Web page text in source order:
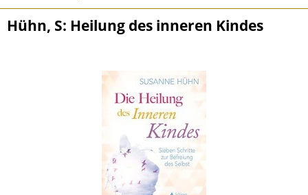
Hühn, S: Heilung des inneren Kindes